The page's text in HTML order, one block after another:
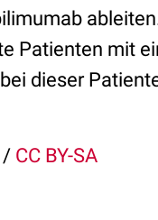
Patienten mit
dieser
CC BY-SA